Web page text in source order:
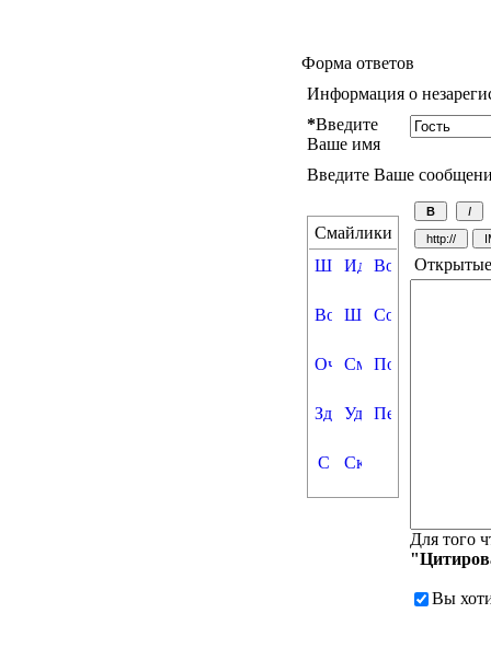
Форма ответов
Информация о
*Введите
Ваше имя
Введите Ваше
Смайлики
Для того
Вы